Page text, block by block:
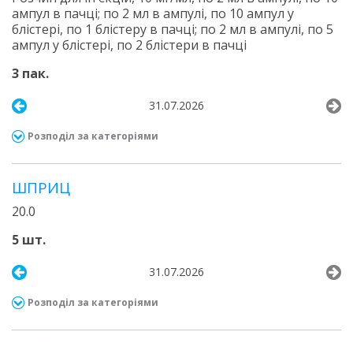
ампул в пачці; по 2 мл в ампулі, по 10 ампул у
блістері, по 1 блістеру в пачці; по 2 мл в ампулі, по 5
ампул у блістері, по 2 блістери в пачці
3 пак.
31.07.2026
Розподіл за категоріями
ШПРИЦ
20.0
5 шт.
31.07.2026
Розподіл за категоріями